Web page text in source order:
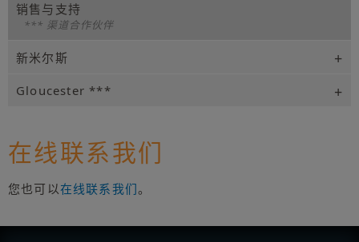
销售与支持
*** 渠道合作伙伴
新米尔斯
Gloucester ***
在线联系我们
您也可以在线联系我们。